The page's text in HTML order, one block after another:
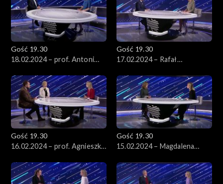
Gość 19.30
18.02.2024 – prof. Antoni
Gość 19.30
17.02.2024 – Rafał
Gość 19.30
16.02.2024 – prof. Agnieszka
Łukasiewicz
Gość 19.30
15.02.2024 – Magdalena